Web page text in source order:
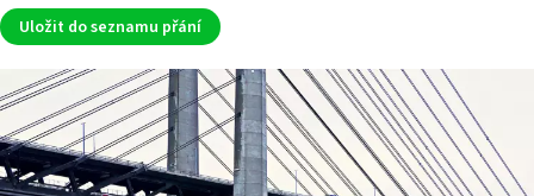
Uložit do seznamu přání